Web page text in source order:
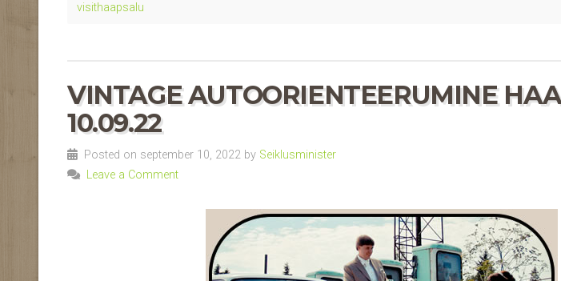
visithaapsalu
VINTAGE AUTOORIENTEERUMINE
10.09.22
Posted on september 10, 2022 by Seiklusminister
Leave a Comment